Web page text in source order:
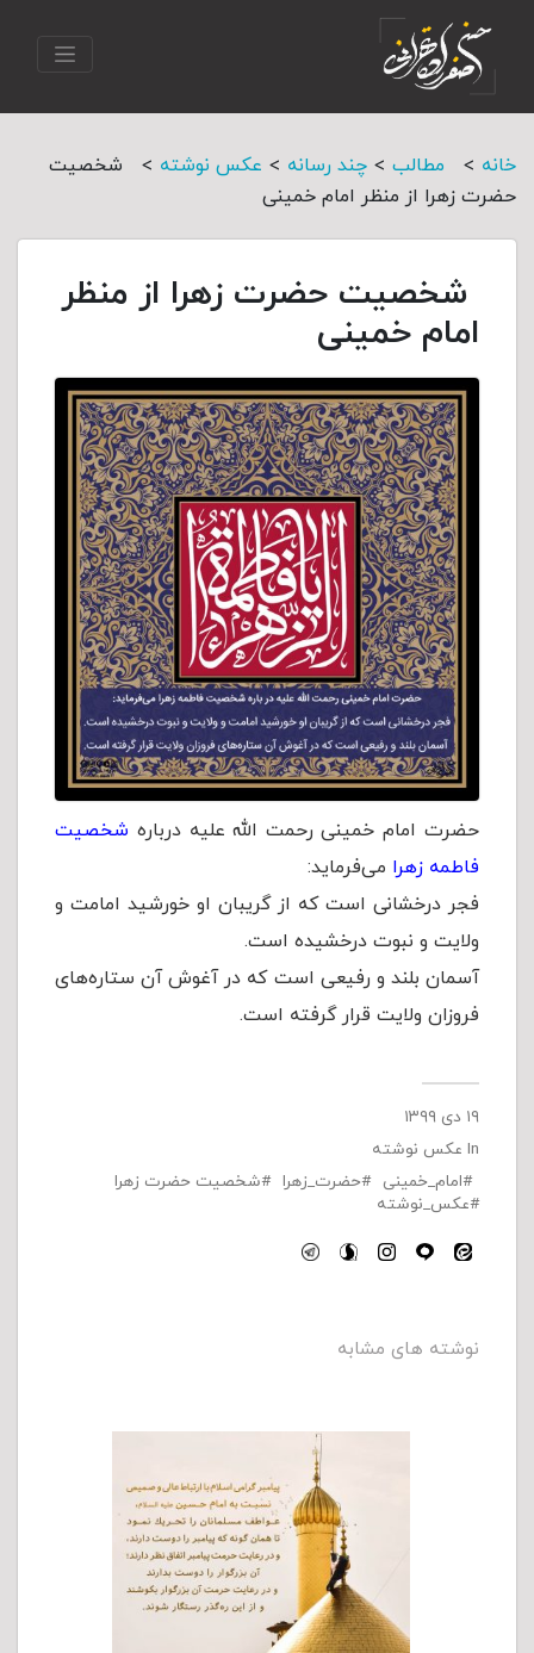
خانه > مطالب > چند رسانه > عکس نوشته >
شخصیت
حضرت زهرا از منظر امام خمینی
شخصیت حضرت زهرا از منظر
امام خمینی
حضرت امام خمینی رحمت الله علیه درباره شخصیت
فاطمه زهرا می‌فرماید:
فجر درخشانی است که از گریبان او خورشید امامت و
ولایت و نبوت درخشیده است.
آسمان بلند و رفیعی است که در آغوش آن ستاره‌های
فروزان ولایت قرار گرفته است.
۱۹ دی ۱۳۹۹
In عکس نوشته
امام_خمینی
حضرت_زهرا
شخصیت حضرت زهرا
عکس_نوشته
نوشته های مشابه